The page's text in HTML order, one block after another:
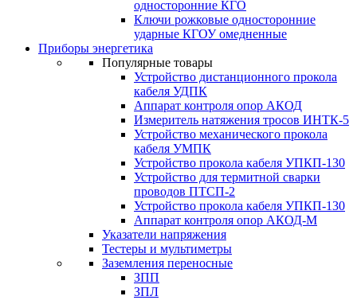
односторонние КГО
Ключи рожковые односторонние
ударные КГОУ омедненные
Приборы энергетика
Популярные товары
Устройство дистанционного прокола
кабеля УДПК
Аппарат контроля опор АКОД
Измеритель натяжения тросов ИНТК-5
Устройство механического прокола
кабеля УМПК
Устройство прокола кабеля УПКП-130
Устройство для термитной сварки
проводов ПТСП-2
Устройство прокола кабеля УПКП-130
Аппарат контроля опор АКОД-М
Указатели напряжения
Тестеры и мультиметры
Заземления переносные
ЗПП
ЗПЛ